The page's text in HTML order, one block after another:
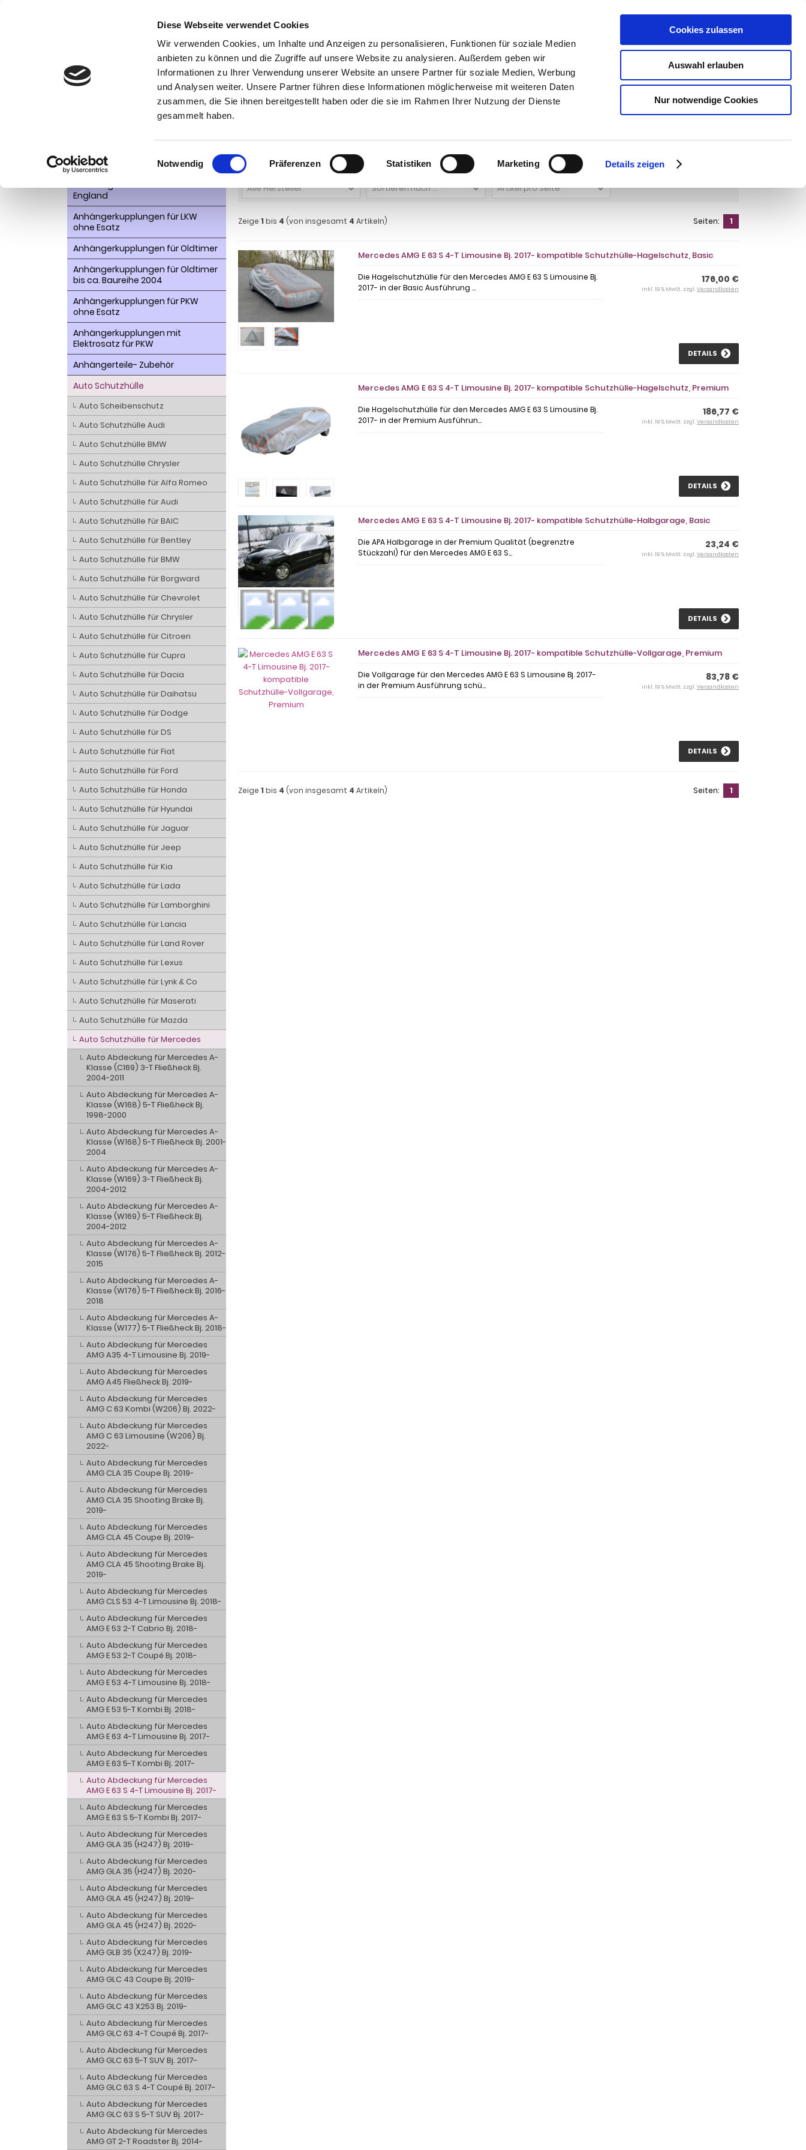
Diese Webseite verwendet Cookies
Wir verwenden Cookies, um Inhalte und Anzeigen zu personalisieren, Funktionen für soziale Medien
anbieten zu können und die Zugriffe auf unsere Website zu analysieren. Außerdem geben wir
Informationen zu Ihrer Verwendung unserer Website an unsere Partner für soziale Medien, Werbung
und Analysen weiter. Unsere Partner führen diese Informationen möglicherweise mit weiteren Daten
zusammen, die Sie ihnen bereitgestellt haben oder die sie im Rahmen Ihrer Nutzung der Dienste
gesammelt haben.
Einwilligungsauswahl
Notwendig Präferenzen Statistiken Marketing Details zeigen
Cookies zulassen
Auswahl erlauben
Nur notwendige Cookies
SUCHEN
Kontakt 0 44 89 - 92 34 67 6 AHK-Finder Kasse Warenkorb 0 Artikel
Auto Abdeckung für Mercedes AMG E 63 S 4-T Limousine Bj. 2017-
Auto Abdeckung für Mercedes AMG E 63 S 4-T Limousine Bj. 2017-
Alle Hersteller Sortieren nach ... Artikel pro Seite
Zeige 1 bis 4 (von insgesamt 4 Artikeln) Seiten: 1
Mercedes AMG E 63 S 4-T Limousine Bj. 2017- kompatible Schutzhülle-Hagelschutz, Basic
Die Hagelschutzhülle für den Mercedes AMG E 63 S Limousine Bj.
2017- in der Basic Ausführung ...
176,00 €
inkl. 19 % MwSt. zzgl. Versandkosten
DETAILS
Mercedes AMG E 63 S 4-T Limousine Bj. 2017- kompatible Schutzhülle-Hagelschutz, Premium
Die Hagelschutzhülle für den Mercedes AMG E 63 S Limousine Bj.
2017- in der Premium Ausführun...
186,77 €
inkl. 19 % MwSt. zzgl. Versandkosten
DETAILS
Mercedes AMG E 63 S 4-T Limousine Bj. 2017- kompatible Schutzhülle-Halbgarage, Basic
Die APA Halbgarage in der Premium Qualität (begrenztre
Stückzahl) für den Mercedes AMG E 63 S...
23,24 €
inkl. 19 % MwSt. zzgl. Versandkosten
DETAILS
Mercedes AMG E 63 S 4-T Limousine Bj. 2017- kompatible Schutzhülle-Vollgarage, Premium
Die Vollgarage für den Mercedes AMG E 63 S Limousine Bj. 2017-
in der Premium Ausführung schü...
83,78 €
inkl. 19 % MwSt. zzgl. Versandkosten
DETAILS
Zeige 1 bis 4 (von insgesamt 4 Artikeln) Seiten: 1
Kategorien
AHK- Zubehör, Ersatzteile
Anhängelast erhöhen
Anhängerkupplungen für
Fahrzeuge aus den USA Canada
England
Anhängerkupplungen für LKW
ohne Esatz
Anhängerkupplungen für Oldtimer
Anhängerkupplungen für Oldtimer
bis ca. Baureihe 2004
Anhängerkupplungen für PKW
ohne Esatz
Anhängerkupplungen mit
Elektrosatz für PKW
Anhängerteile- Zubehör
Auto Schutzhülle
Auto Scheibenschutz
Auto Schutzhülle Audi
Auto Schutzhülle BMW
Auto Schutzhülle Chrysler
Auto Schutzhülle für Alfa Romeo
Auto Schutzhülle für Audi
Auto Schutzhülle für BAIC
Auto Schutzhülle für Bentley
Auto Schutzhülle für BMW
Auto Schutzhülle für Borgward
Auto Schutzhülle für Chevrolet
Auto Schutzhülle für Chrysler
Auto Schutzhülle für Citroen
Auto Schutzhülle für Cupra
Auto Schutzhülle für Dacia
Auto Schutzhülle für Daihatsu
Auto Schutzhülle für Dodge
Auto Schutzhülle für DS
Auto Schutzhülle für Fiat
Auto Schutzhülle für Ford
Auto Schutzhülle für Honda
Auto Schutzhülle für Hyundai
Auto Schutzhülle für Jaguar
Auto Schutzhülle für Jeep
Auto Schutzhülle für Kia
Auto Schutzhülle für Lada
Auto Schutzhülle für Lamborghini
Auto Schutzhülle für Lancia
Auto Schutzhülle für Land Rover
Auto Schutzhülle für Lexus
Auto Schutzhülle für Lynk & Co
Auto Schutzhülle für Maserati
Auto Schutzhülle für Mazda
Auto Schutzhülle für Mercedes
Auto Abdeckung für Mercedes A-
Klasse (C169) 3-T Fließheck Bj.
2004-2011
Auto Abdeckung für Mercedes A-
Klasse (W168) 5-T Fließheck Bj.
1998-2000
Auto Abdeckung für Mercedes A-
Klasse (W168) 5-T Fließheck Bj. 2001-
2004
Auto Abdeckung für Mercedes A-
Klasse (W169) 3-T Fließheck Bj.
2004-2012
Auto Abdeckung für Mercedes A-
Klasse (W169) 5-T Fließheck Bj.
2004-2012
Auto Abdeckung für Mercedes A-
Klasse (W176) 5-T Fließheck Bj. 2012-
2015
Auto Abdeckung für Mercedes A-
Klasse (W176) 5-T Fließheck Bj. 2016-
2018
Auto Abdeckung für Mercedes A-
Klasse (W177) 5-T Fließheck Bj. 2018-
Auto Abdeckung für Mercedes
AMG A35 4-T Limousine Bj. 2019-
Auto Abdeckung für Mercedes
AMG A45 Fließheck Bj. 2019-
Auto Abdeckung für Mercedes
AMG C 63 Kombi (W206) Bj. 2022-
Auto Abdeckung für Mercedes
AMG C 63 Limousine (W206) Bj.
2022-
Auto Abdeckung für Mercedes
AMG CLA 35 Coupe Bj. 2019-
Auto Abdeckung für Mercedes
AMG CLA 35 Shooting Brake Bj.
2019-
Auto Abdeckung für Mercedes
AMG CLA 45 Coupe Bj. 2019-
Auto Abdeckung für Mercedes
AMG CLA 45 Shooting Brake Bj.
2019-
Auto Abdeckung für Mercedes
AMG CLS 53 4-T Limousine Bj. 2018-
Auto Abdeckung für Mercedes
AMG E 53 2-T Cabrio Bj. 2018-
Auto Abdeckung für Mercedes
AMG E 53 2-T Coupé Bj. 2018-
Auto Abdeckung für Mercedes
AMG E 53 4-T Limousine Bj. 2018-
Auto Abdeckung für Mercedes
AMG E 53 5-T Kombi Bj. 2018-
Auto Abdeckung für Mercedes
AMG E 63 4-T Limousine Bj. 2017-
Auto Abdeckung für Mercedes
AMG E 63 5-T Kombi Bj. 2017-
Auto Abdeckung für Mercedes
AMG E 63 S 4-T Limousine Bj. 2017-
Auto Abdeckung für Mercedes
AMG E 63 S 5-T Kombi Bj. 2017-
Auto Abdeckung für Mercedes
AMG GLA 35 (H247) Bj. 2019-
Auto Abdeckung für Mercedes
AMG GLA 35 (H247) Bj. 2020-
Auto Abdeckung für Mercedes
AMG GLA 45 (H247) Bj. 2019-
Auto Abdeckung für Mercedes
AMG GLA 45 (H247) Bj. 2020-
Auto Abdeckung für Mercedes
AMG GLB 35 (X247) Bj. 2019-
Auto Abdeckung für Mercedes
AMG GLC 43 Coupe Bj. 2019-
Auto Abdeckung für Mercedes
AMG GLC 43 X253 Bj. 2019-
Auto Abdeckung für Mercedes
AMG GLC 63 4-T Coupé Bj. 2017-
Auto Abdeckung für Mercedes
AMG GLC 63 5-T SUV Bj. 2017-
Auto Abdeckung für Mercedes
AMG GLC 63 S 4-T Coupé Bj. 2017-
Auto Abdeckung für Mercedes
AMG GLC 63 S 5-T SUV Bj. 2017-
Auto Abdeckung für Mercedes
AMG GT 2-T Roadster Bj. 2014-